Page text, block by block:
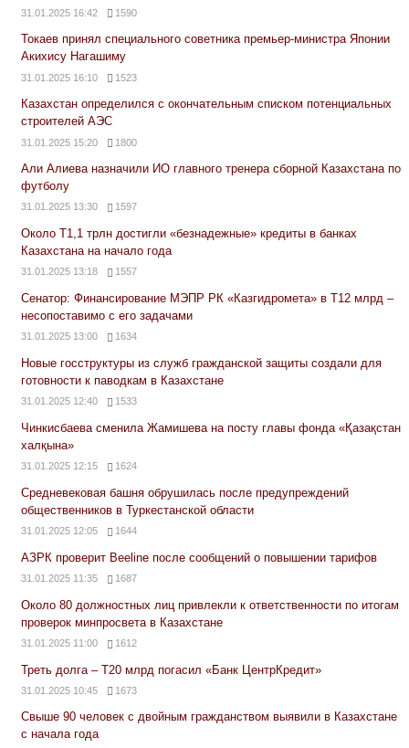
31.01.2025 16:42 1590
Токаев принял специального советника премьер-министра Японии
Акихису Нагашиму
31.01.2025 16:10 1523
Казахстан определился с окончательным списком потенциальных
строителей АЭС
31.01.2025 15:20 1800
Али Алиева назначили ИО главного тренера сборной Казахстана по
футболу
31.01.2025 13:30 1597
Около Т1,1 трлн достигли «безнадежные» кредиты в банках
Казахстана на начало года
31.01.2025 13:18 1557
Сенатор: Финансирование МЭПР РК «Казгидромета» в Т12 млрд –
несопоставимо с его задачами
31.01.2025 13:00 1634
Новые госструктуры из служб гражданской защиты создали для
готовности к паводкам в Казахстане
31.01.2025 12:40 1533
Чинкисбаева сменила Жамишева на посту главы фонда «Қазақстан
халқына»
31.01.2025 12:15 1624
Средневековая башня обрушилась после предупреждений
общественников в Туркестанской области
31.01.2025 12:05 1644
АЗРК проверит Beeline после сообщений о повышении тарифов
31.01.2025 11:35 1687
Около 80 должностных лиц привлекли к ответственности по итогам
проверок минпросвета в Казахстане
31.01.2025 11:00 1612
Треть долга – Т20 млрд погасил «Банк ЦентрКредит»
31.01.2025 10:45 1673
Свыше 90 человек с двойным гражданством выявили в Казахстане
с начала года